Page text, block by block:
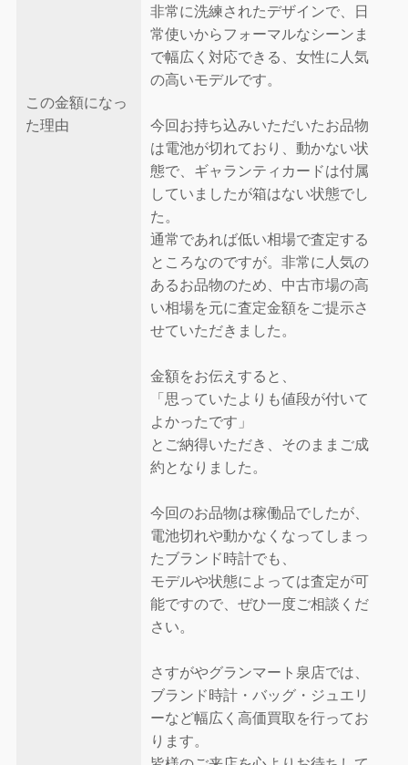
この金額になっ
た理由
非常に洗練されたデザインで、日
常使いからフォーマルなシーンま
で幅広く対応できる、女性に人気
の高いモデルです。
今回お持ち込みいただいたお品物
は電池が切れており、動かない状
態で、ギャランティカードは付属
していましたが箱はない状態でし
た。
通常であれば低い相場で査定する
ところなのですが。非常に人気の
あるお品物のため、中古市場の高
い相場を元に査定金額をご提示さ
せていただきました。
金額をお伝えすると、
「思っていたよりも値段が付いて
よかったです」
とご納得いただき、そのままご成
約となりました。
今回のお品物は稼働品でしたが、
電池切れや動かなくなってしまっ
たブランド時計でも、
モデルや状態によっては査定が可
能ですので、ぜひ一度ご相談くだ
さい。
さすがやグランマート泉店では、
ブランド時計・バッグ・ジュエリ
ーなど幅広く高価買取を行ってお
ります。